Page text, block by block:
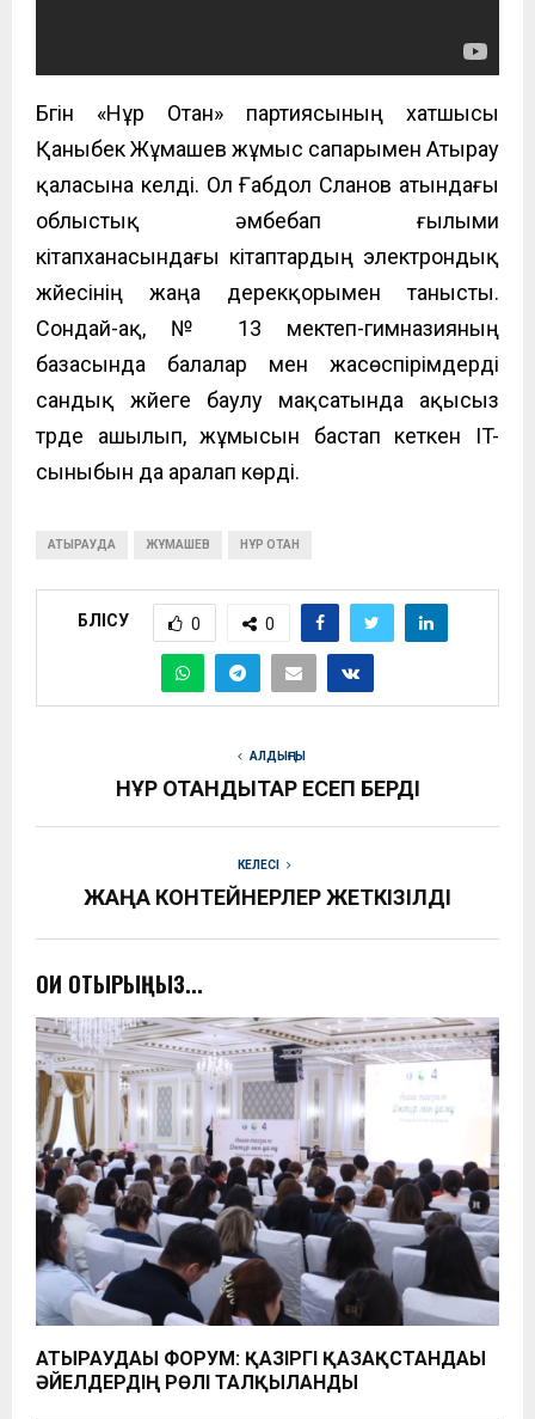
Бүгін «Нұр Отан» партиясының хатшысы
ҚаныбекЖұмашев жұмыс сапарымен Атырау
қаласына келді. Ол Ғабдол Сланов атындағы
облыстық әмбебап ғылыми
кітапханасындағы кітаптардың электрондық
жүйесінің жаңа дерекқорымен танысты.
Сондай-ақ, № 13 мектеп-гимназияның
базасында балалар мен жасөспірімдерді
сандық жүйеге баулу мақсатында ақысыз
түрде ашылып, жұмысын бастап кеткен IT-
сыныбын да аралап көрді.
АТЫРАУДА ЖҰМАШЕВ НҰР ОТАН
БӨЛІСУ 0 0
АЛДЫҢҒЫ
НҰР ОТАНДЫҚТАР ЕСЕП БЕРДІ
КЕЛЕСІ
ЖАҢА КОНТЕЙНЕРЛЕР ЖЕТКІЗІЛДІ
ОҚИ ОТЫРЫҢЫЗ...
АТЫРАУДАҒЫ ФОРУМ: ҚАЗІРГІ ҚАЗАҚСТАНДАҒЫ
ӘЙЕЛДЕРДІҢ РӨЛІ ТАЛҚЫЛАНДЫ